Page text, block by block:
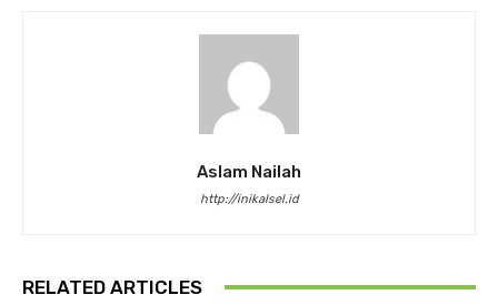
Aslam Nailah
http://inikalsel.id
RELATED ARTICLES